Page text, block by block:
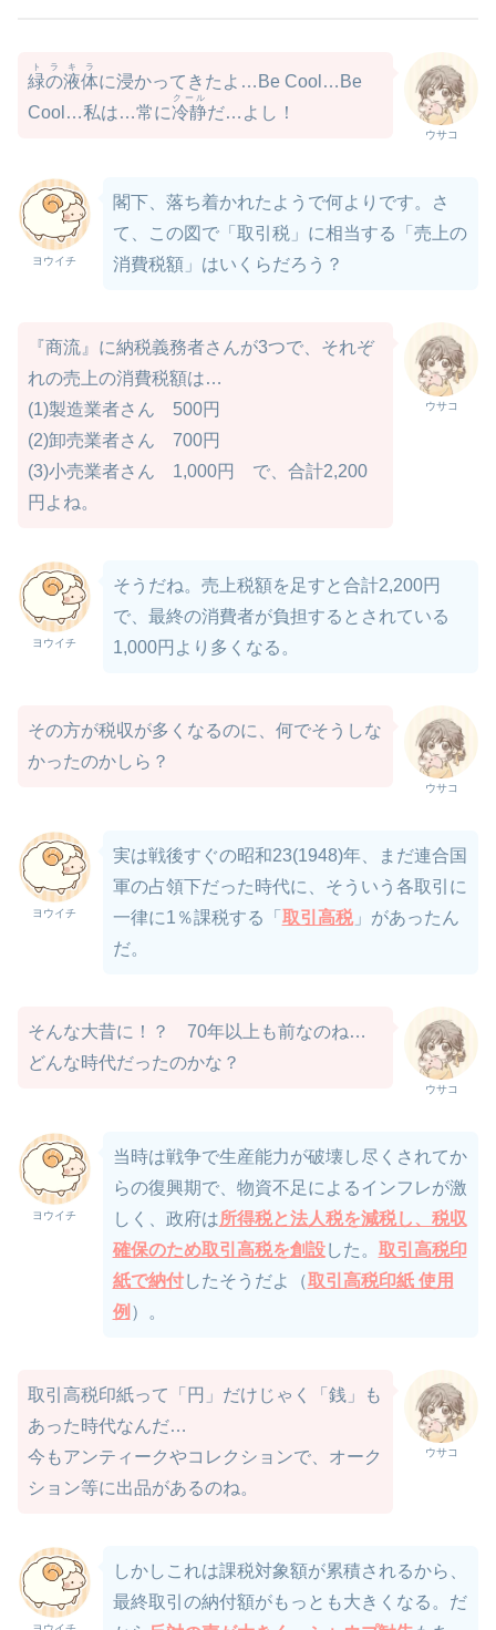
ウサコ
緑の液体
トラキラ
に浸かってきたよ…Be Cool…Be
Cool…私は…常に冷静
クール
だ…よし！
ヨウイチ
閣下、落ち着かれたようで何よりです。さ
て、この図で「取引税」に相当する「売上の
消費税額」はいくらだろう？
ウサコ
『商流』に納税義務者さんが3つで、それぞ
れの売上の消費税額は…
(1)製造業者さん 500円
(2)卸売業者さん 700円
(3)小売業者さん 1,000円 で、合計2,200
円よね。
ヨウイチ
そうだね。売上税額を足すと合計2,200円
で、最終の消費者が負担するとされている
1,000円より多くなる。
ウサコ
その方が税収が多くなるのに、何でそうしな
かったのかしら？
ヨウイチ
実は戦後すぐの昭和23(1948)年、まだ連合国
軍の占領下だった時代に、そういう各取引に
一律に1％課税する「 取引高税」があったん
だ。
ウサコ
そんな大昔に！？ 70年以上も前なのね…
どんな時代だったのかな？
ヨウイチ
当時は戦争で生産能力が破壊し尽くされてか
らの復興期で、物資不足によるインフレが激
しく、政府は所得税と法人税を減税し、税収
確保のため取引高税を創設した。 取引高税印
紙で納付したそうだよ（取引高税印紙 使用
例 ）。
ウサコ
取引高税印紙って「円」だけじゃく「銭」も
あった時代なんだ…
今もアンティークやコレクションで、オーク
ション等に出品があるのね。
しかしこれは課税対象額が累積されるから、
最終取引の納付額がもっとも大きくなる。だ